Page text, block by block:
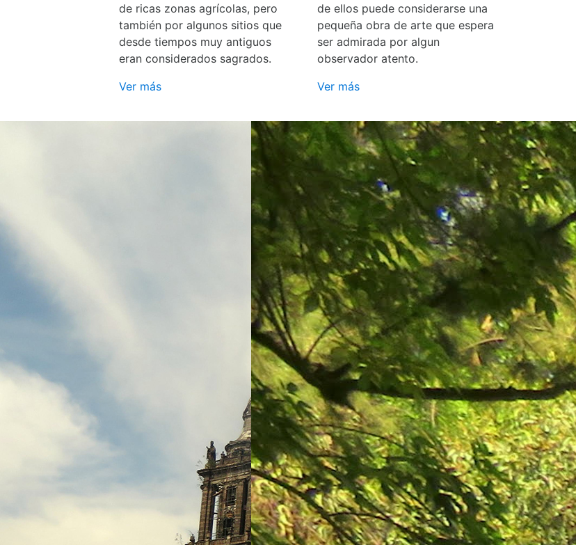
de ricas zonas agrícolas, pero
también por algunos sitios que
desde tiempos muy antiguos
eran considerados sagrados.
Ver más
de ellos puede considerarse una
pequeña obra de arte que espera
ser admirada por algun
observador atento.
Ver más